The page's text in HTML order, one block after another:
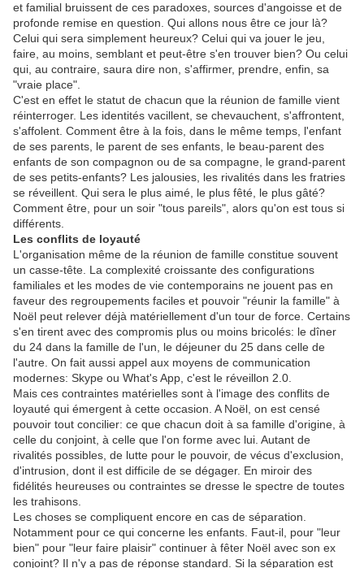
et familial bruissent de ces paradoxes, sources d'angoisse et de
profonde remise en question. Qui allons nous être ce jour là?
Celui qui sera simplement heureux? Celui qui va jouer le jeu,
faire, au moins, semblant et peut-être s'en trouver bien? Ou celui
qui, au contraire, saura dire non, s'affirmer, prendre, enfin, sa
"vraie place".
C'est en effet le statut de chacun que la réunion de famille vient
réinterroger. Les identités vacillent, se chevauchent, s'affrontent,
s'affolent. Comment être à la fois, dans le même temps, l'enfant
de ses parents, le parent de ses enfants, le beau-parent des
enfants de son compagnon ou de sa compagne, le grand-parent
de ses petits-enfants? Les jalousies, les rivalités dans les fratries
se réveillent. Qui sera le plus aimé, le plus fêté, le plus gâté?
Comment être, pour un soir "tous pareils", alors qu'on est tous si
différents.
Les conflits de loyauté
L'organisation même de la réunion de famille constitue souvent
un casse-tête. La complexité croissante des configurations
familiales et les modes de vie contemporains ne jouent pas en
faveur des regroupements faciles et pouvoir "réunir la famille" à
Noël peut relever déjà matériellement d'un tour de force. Certains
s'en tirent avec des compromis plus ou moins bricolés: le dîner
du 24 dans la famille de l'un, le déjeuner du 25 dans celle de
l'autre. On fait aussi appel aux moyens de communication
modernes: Skype ou What's App, c'est le réveillon 2.0.
Mais ces contraintes matérielles sont à l'image des conflits de
loyauté qui émergent à cette occasion. A Noël, on est censé
pouvoir tout concilier: ce que chacun doit à sa famille d'origine, à
celle du conjoint, à celle que l'on forme avec lui. Autant de
rivalités possibles, de lutte pour le pouvoir, de vécus d'exclusion,
d'intrusion, dont il est difficile de se dégager. En miroir des
fidélités heureuses ou contraintes se dresse le spectre de toutes
les trahisons.
Les choses se compliquent encore en cas de séparation.
Notamment pour ce qui concerne les enfants. Faut-il, pour "leur
bien" pour "leur faire plaisir" continuer à fêter Noël avec son ex
conjoint? Il n'y a pas de réponse standard. Si la séparation est